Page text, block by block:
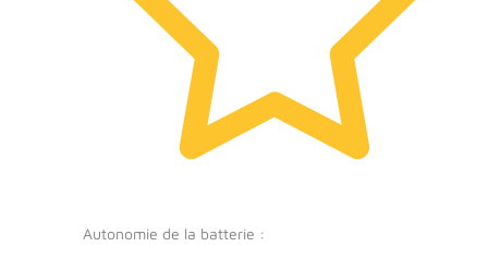
Autonomie de la batterie :